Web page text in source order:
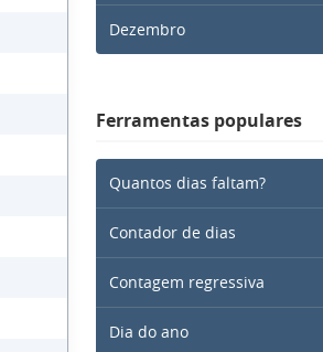
Dezembro
Ferramentas populares
Quantos dias faltam?
Contador de dias
Contagem regressiva
Dia do ano